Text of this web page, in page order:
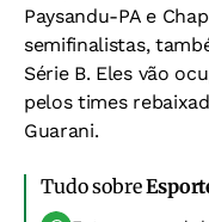
Paysandu-PA e
semifinalistas,
Série B. Eles vão
pelos times
Guarani.
Tudo sobre